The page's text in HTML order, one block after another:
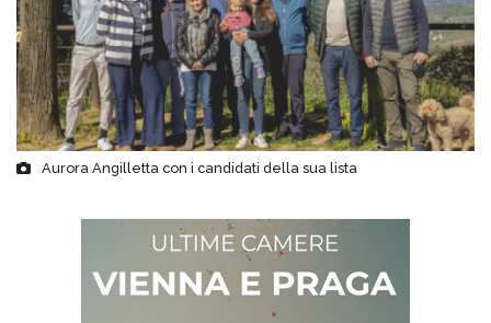
Aurora Angilletta con i candidati della sua lista